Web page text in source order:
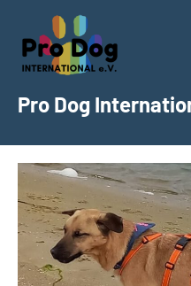
Inhalt
springen
Pro Dog